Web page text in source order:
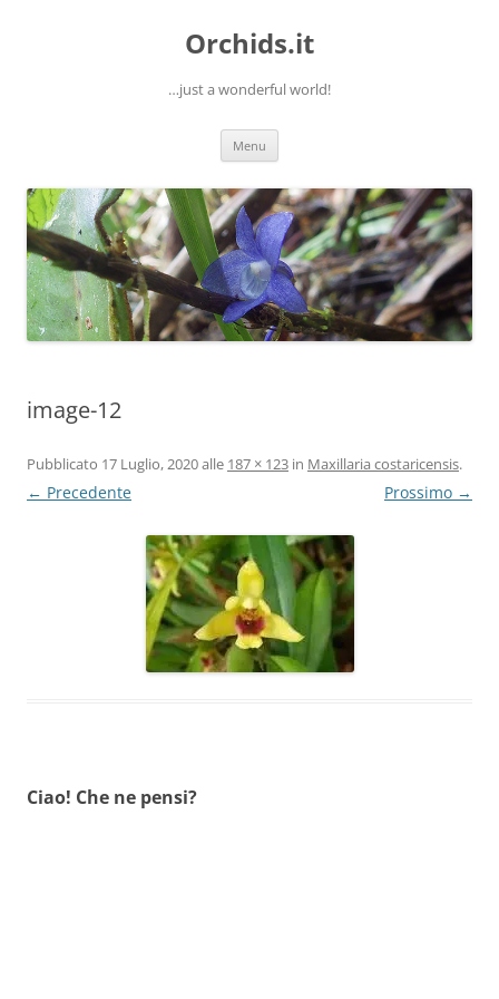
Orchids.it
…just a wonderful world!
Menu
image-12
Pubblicato 17 Luglio, 2020alle 187 × 123 in Maxillaria costaricensis.
← Precedente Prossimo →
Ciao! Che ne pensi?